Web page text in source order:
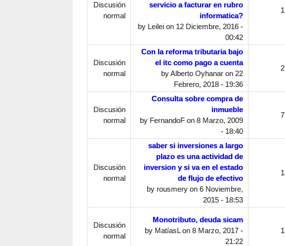
Discusión
normal
servicio a facturar en rubro
informatica?
by Leileion 12 Diciembre, 2016 -
00:42
1
Discusión
normal
Con la reforma tributaria bajo
el itc como pago a cuenta
byAlberto Oyhanaron 22
Febrero, 2018 - 19:36
2
Discusión
normal
Consulta sobre compra de
inmueble
by FernandoFon 8 Marzo, 2009
- 18:40
7
Discusión
normal
saber si inversiones a largo
plazo es una actividad de
inversion y si va en el estado
de flujo de efectivo
by rousmeryon 6 Noviembre,
2015 - 18:53
1
Discusión
normal
Monotributo, deuda sicam
by MatíasLon 8 Marzo, 2017 -
21:22
1